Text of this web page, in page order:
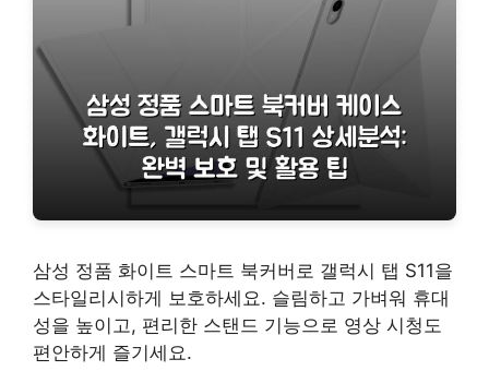
삼성 정품 화이트 스마트 북커버로 갤럭시 탭 S11을
스타일리시하게 보호하세요. 슬림하고 가벼워 휴대
성을 높이고, 편리한 스탠드 기능으로 영상 시청도
편안하게 즐기세요.